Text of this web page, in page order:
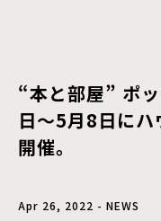
“本と部屋” ポ
日〜5月8日に
開催。
Apr 26, 2022 - NEWS